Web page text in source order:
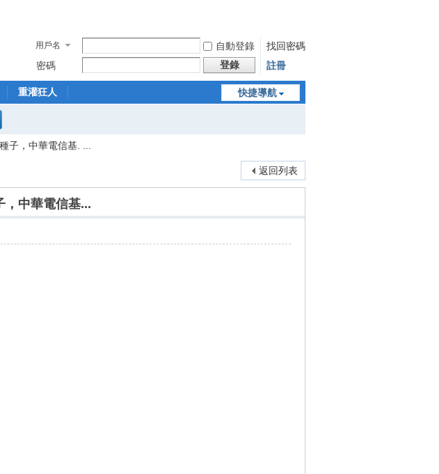
用戶名 自動登錄
找回密碼
密碼
登錄 註冊
快捷導航
重灌狂人
子，中華電信基. ...
返回列表
，中華電信基...